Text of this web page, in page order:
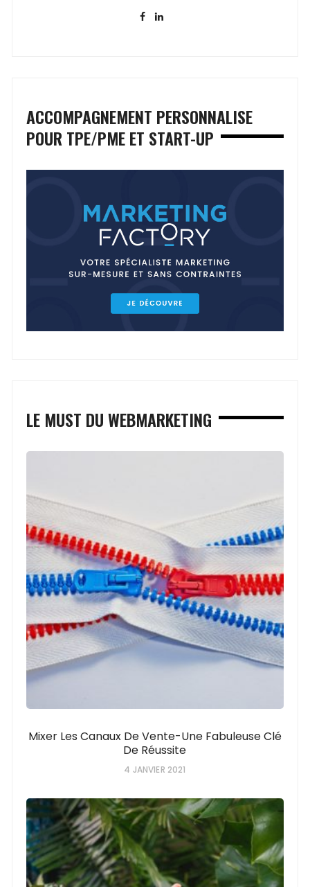
ACCOMPAGNEMENT PERSONNALISE
POUR TPE/PME ET START-UP
LE MUST DU WEBMARKETING
Mixer Les Canaux De Vente-Une Fabuleuse Clé
De Réussite
4 JANVIER 2021